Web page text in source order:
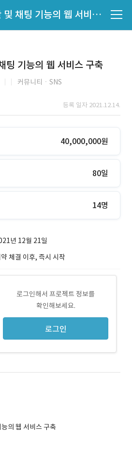
그룹 별 게시판 및 채팅 기능의 웹 서비스 구축
팅 기능의 웹 서비스 구축
커뮤니티ㆍSNS
등록 일자 2021.12.14.
40,000,000원
80일
14명
년 12월 21일
체결 이후, 즉시 시작
로그인해서 프로젝트 정보를
확인해보세요.
로그인
의 웹 서비스 구축